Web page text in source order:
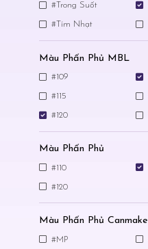
#Trong Suốt
#Tím Nhạt
Màu Phấn Phủ MBL
#109
#115
#120
Màu Phấn Phủ
#110
#120
Màu Phấn Phủ Canmake
#MP